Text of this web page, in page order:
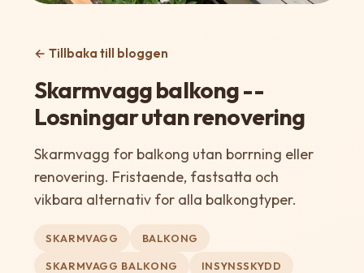
← Tillbaka till bloggen
Skarmvagg balkong --
Losningar utan renovering
Skarmvagg for balkong utan borrning eller
renovering. Fristaende, fastsatta och
vikbara alternativ for alla balkongtyper.
SKARMVAGG BALKONG
SKARMVAGG BALKONG INSYNSSKYDD